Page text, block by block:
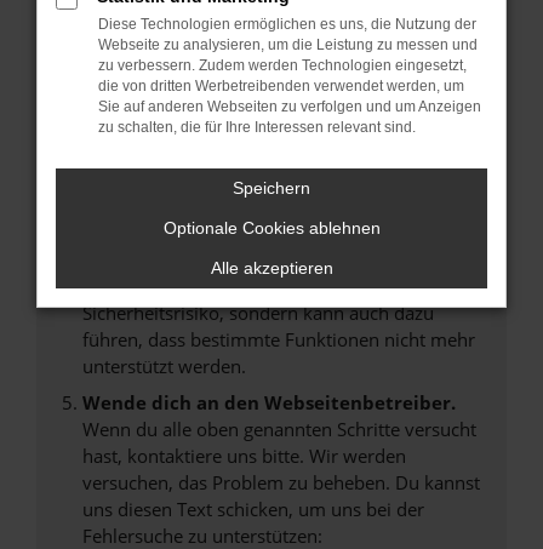
verhindern. Funktioniert die Seite in einem
anderen Browser oder in einem privaten
Fenster?
Starte dein Gerät neu.
Probleme zu beheben.
Betriebssystem auf dem neuesten Stand
Veraltete Software birgt nicht nur ein
Sicherheitsrisiko, sondern kann auch dazu
führen, dass bestimmte Funktionen nicht mehr
unterstützt werden.
Wende dich an den Webseitenbetreiber.
Wenn du alle oben genannten Schritte versucht
hast, kontaktiere uns bitte. Wir werden
versuchen, das Problem zu beheben. Du kannst
uns diesen Text schicken, um uns bei der
Fehlersuche zu unterstützen:
Diese Technologien ermöglichen es uns, die Nutzung der
Webseite zu analysieren, um die Leistung zu messen und
zu verbessern. Zudem werden Technologien eingesetzt,
die von dritten Werbetreibenden verwendet werden, um
Sie auf anderen Webseiten zu verfolgen und um Anzeigen
zu schalten, die für Ihre Interessen relevant sind.
Speichern
Optionale Cookies ablehnen
Alle akzeptieren